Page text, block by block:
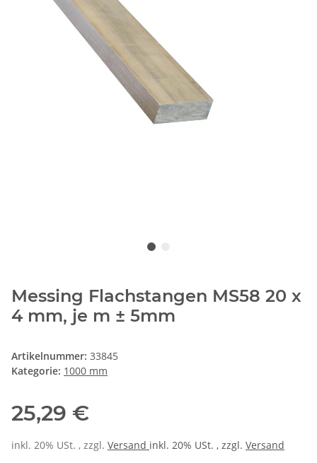
Messing Flachstangen MS58 20 x
4 mm, je m ± 5mm
Artikelnummer: 33845
Kategorie: 1000 mm
25,29 €
inkl. 20% USt. , zzgl. Versand inkl. 20% USt. , zzgl. Versand